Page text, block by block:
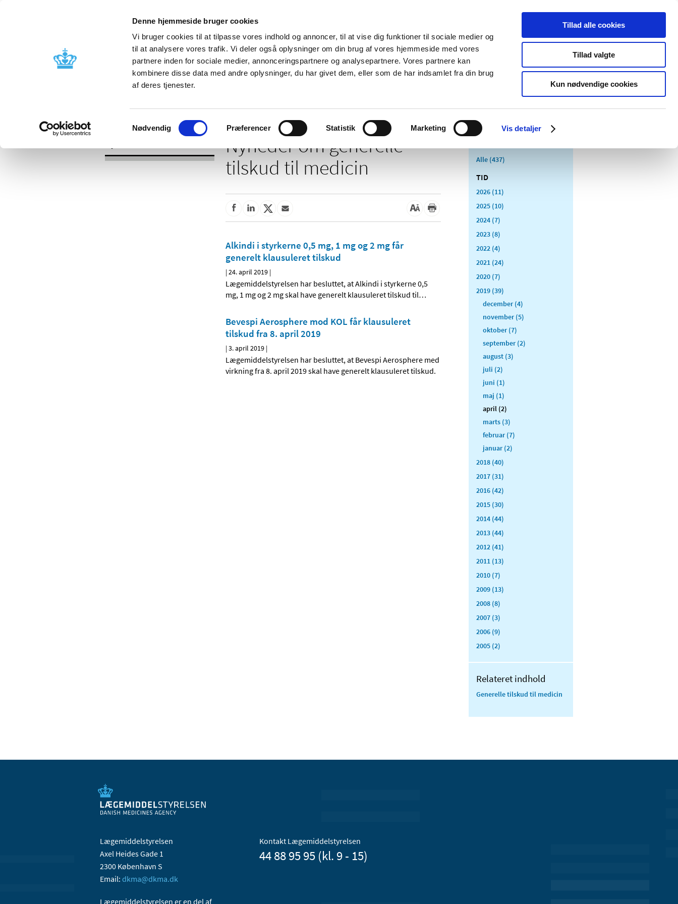
Denne hjemmeside bruger cookies
Vi bruger cookies til at tilpasse vores indhold og annoncer, til at vise dig funktioner til sociale medier og
til at analysere vores trafik. Vi deler også oplysninger om din brug af vores hjemmeside med vores
partnere inden for sociale medier, annonceringspartnere og analysepartnere. Vores partnere kan
kombinere disse data med andre oplysninger, du har givet dem, eller som de har indsamlet fra din brug
af deres tjenester.
Samtykkevalg
Nødvendig Præferencer Statistik Marketing Vis detaljer
Tillad alle cookies
Tillad valgte
Kun nødvendige cookies
Nyheder Om os Kontakt Udgivelser
Godkendelse og
Bivirkninger og
produktinformation
Tilskud og
Apoteker og salg af
Medicinsk
Særlige
produktområder
Nyheder om generelle
tilskud til medicin
Alkindi i styrkerne 0,5 mg, 1 mg og 2 mg får
generelt klausuleret tilskud
|24. april 2019 |
Lægemiddelstyrelsen har besluttet, at Alkindi i styrkerne 0,5
mg, 1 mg og 2 mg skal have generelt klausuleret tilskud til…
Bevespi Aerosphere mod KOL får klausuleret
tilskud fra 8. april 2019
|3. april 2019 |
Lægemiddelstyrelsen har besluttet, at Bevespi Aerosphere med
virkning fra 8. april 2019 skal have generelt klausuleret tilskud.
Alle (437)
TID
2026 (11)
2025 (10)
2024 (7)
2023 (8)
2022 (4)
2021 (24)
2020 (7)
2019 (39)
december (4)
november (5)
oktober (7)
september (2)
august (3)
juli (2)
juni (1)
maj (1)
april (2)
marts (3)
februar (7)
januar (2)
2018 (40)
2017 (31)
2016 (42)
2015 (30)
2014 (44)
2013 (44)
2012 (41)
2011 (13)
2010 (7)
2009 (13)
2008 (8)
2007 (3)
2006 (9)
2005 (2)
Relateret indhold
Generelle tilskud til medicin
Lægemiddelstyrelsen
Axel Heides Gade 1
2300 København S
Email: dkma@dkma.dk
Lægemiddelstyrelsen er en del af
Kontakt Lægemiddelstyrelsen
44 88 95 95 (kl. 9 - 15)